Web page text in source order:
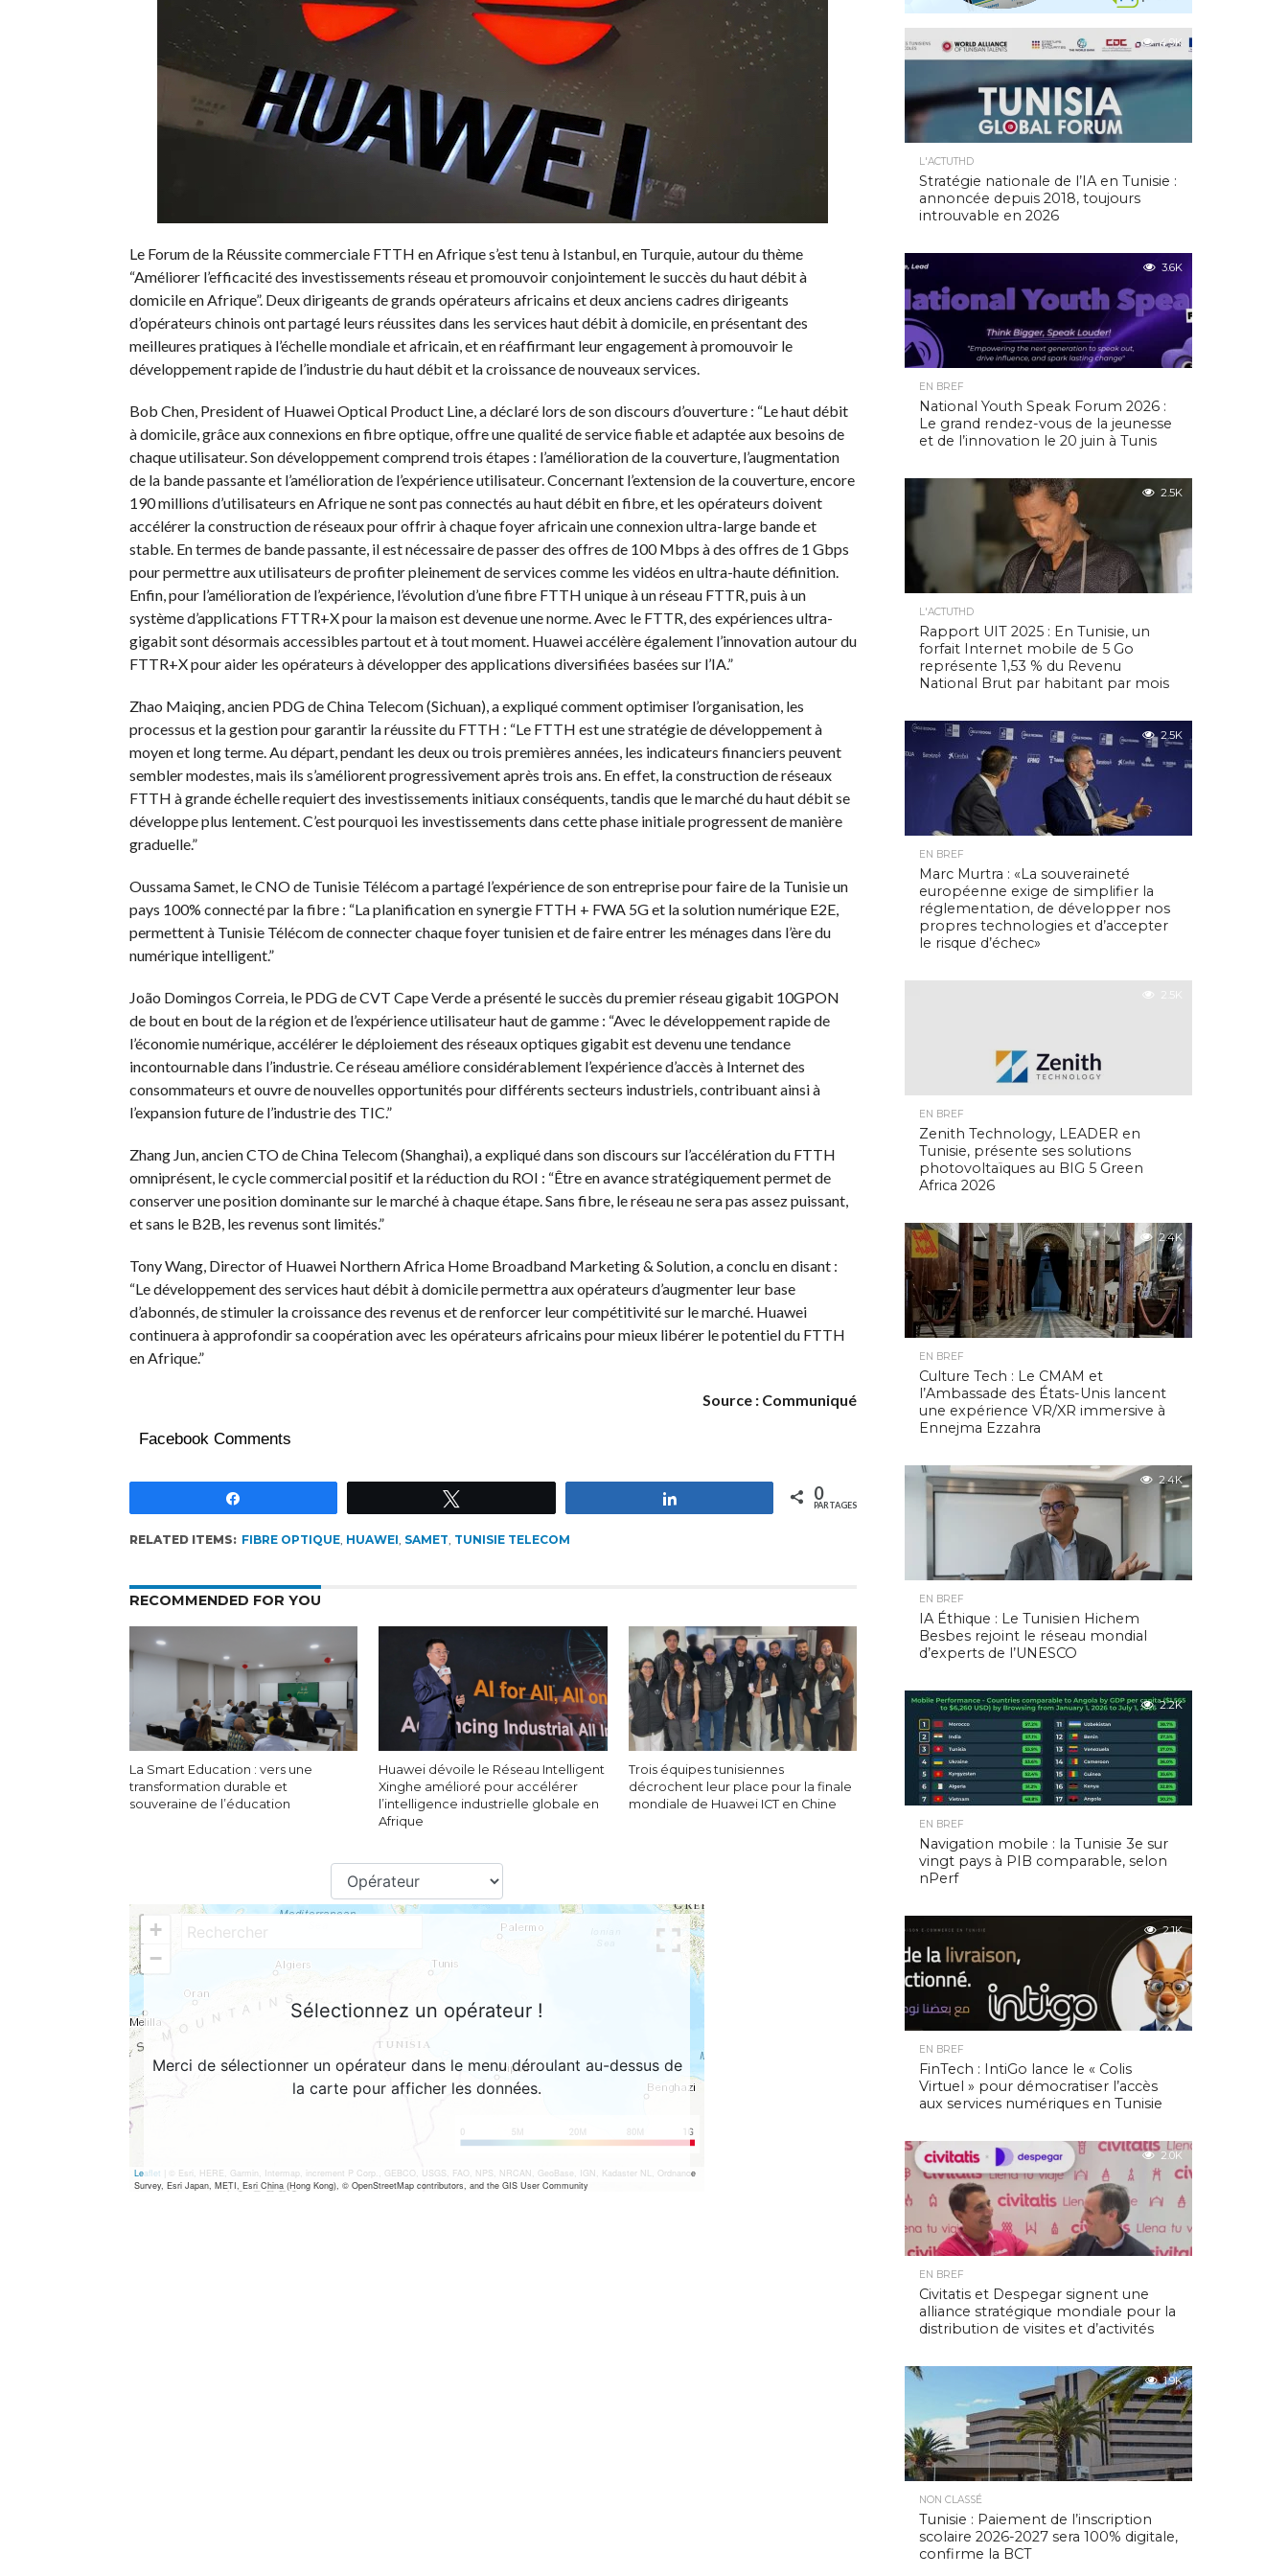
Le Forum de la Réussite commerciale FTTH en Afrique s’est tenu à Istanbul, en Turquie, autour du thème
“Améliorer l’efficacité des investissements réseau et promouvoir conjointement le succès du haut débit à
domicile en Afrique”. Deux dirigeants de grands opérateurs africains et deux anciens cadres dirigeants
d’opérateurs chinois ont partagé leurs réussites dans les services haut débit à domicile, en présentant des
meilleures pratiques à l’échelle mondiale et africain, et en réaffirmant leur engagement à promouvoir le
développement rapide de l’industrie du haut débit et la croissance de nouveaux services.
Bob Chen, President of Huawei Optical Product Line, a déclaré lors de son discours d’ouverture : “Le haut débit
à domicile, grâce aux connexions en fibre optique, offre une qualité de service fiable et adaptée aux besoins de
chaque utilisateur. Son développement comprend trois étapes : l’amélioration de la couverture, l’augmentation
de la bande passante et l’amélioration de l’expérience utilisateur. Concernant l’extension de la couverture, encore
190 millions d’utilisateurs en Afrique ne sont pas connectés au haut débit en fibre, et les opérateurs doivent
accélérer la construction de réseaux pour offrir à chaque foyer africain une connexion ultra-large bande et
stable. En termes de bande passante, il est nécessaire de passer des offres de 100 Mbps à des offres de 1 Gbps
pour permettre aux utilisateurs de profiter pleinement de services comme les vidéos en ultra-haute définition.
Enfin, pour l’amélioration de l’expérience, l’évolution d’une fibre FTTH unique à un réseau FTTR, puis à un
système d’applications FTTR+X pour la maison est devenue une norme. Avec le FTTR, des expériences ultra-
gigabit sont désormais accessibles partout et à tout moment. Huawei accélère également l’innovation autour du
FTTR+X pour aider les opérateurs à développer des applications diversifiées basées sur l’IA.”
Zhao Maiqing, ancien PDG de China Telecom (Sichuan), a expliqué comment optimiser l’organisation, les
processus et la gestion pour garantir la réussite du FTTH : “Le FTTH est une stratégie de développement à
moyen et long terme. Au départ, pendant les deux ou trois premières années, les indicateurs financiers peuvent
sembler modestes, mais ils s’améliorent progressivement après trois ans. En effet, la construction de réseaux
FTTH à grande échelle requiert des investissements initiaux conséquents, tandis que le marché du haut débit se
développe plus lentement. C’est pourquoi les investissements dans cette phase initiale progressent de manière
graduelle.”
Oussama Samet, le CNO de Tunisie Télécom a partagé l’expérience de son entreprise pour faire de la Tunisie un
pays 100% connecté par la fibre : “La planification en synergie FTTH + FWA 5G et la solution numérique E2E,
permettent à Tunisie Télécom de connecter chaque foyer tunisien et de faire entrer les ménages dans l’ère du
numérique intelligent.”
João Domingos Correia, le PDG de CVT Cape Verde a présenté le succès du premier réseau gigabit 10GPON
de bout en bout de la région et de l’expérience utilisateur haut de gamme : “Avec le développement rapide de
l’économie numérique, accélérer le déploiement des réseaux optiques gigabit est devenu une tendance
incontournable dans l’industrie. Ce réseau améliore considérablement l’expérience d’accès à Internet des
consommateurs et ouvre de nouvelles opportunités pour différents secteurs industriels, contribuant ainsi à
l’expansion future de l’industrie des TIC.”
Zhang Jun, ancien CTO de China Telecom (Shanghai), a expliqué dans son discours sur l’accélération du FTTH
omniprésent, le cycle commercial positif et la réduction du ROI : “Être en avance stratégiquement permet de
conserver une position dominante sur le marché à chaque étape. Sans fibre, le réseau ne sera pas assez puissant,
et sans le B2B, les revenus sont limités.”
Tony Wang, Director of Huawei Northern Africa Home Broadband Marketing & Solution, a conclu en disant :
“Le développement des services haut débit à domicile permettra aux opérateurs d’augmenter leur base
d’abonnés, de stimuler la croissance des revenus et de renforcer leur compétitivité sur le marché. Huawei
continuera à approfondir sa coopération avec les opérateurs africains pour mieux libérer le potentiel du FTTH
en Afrique.”
Source : Communiqué
Facebook Comments
0
PARTAGES
RELATED ITEMS: FIBRE OPTIQUE, HUAWEI, SAMET, TUNISIE TELECOM
RECOMMENDED FOR YOU
La Smart Education : vers une
transformation durable et
souveraine de l’éducation
Huawei dévoile le Réseau Intelligent
Xinghe amélioré pour accélérer
l’intelligence industrielle globale en
Afrique
Trois équipes tunisiennes
décrochent leur place pour la finale
mondiale de Huawei ICT en Chine
4.9K
L'ACTUTHD
Stratégie nationale de l’IA en Tunisie :
annoncée depuis 2018, toujours
introuvable en 2026
3.6K
EN BREF
National Youth Speak Forum 2026 :
Le grand rendez-vous de la jeunesse
et de l’innovation le 20 juin à Tunis
2.5K
L'ACTUTHD
Rapport UIT 2025 : En Tunisie, un
forfait Internet mobile de 5 Go
représente 1,53 % du Revenu
National Brut par habitant par mois
2.5K
EN BREF
Marc Murtra : «La souveraineté
européenne exige de simplifier la
réglementation, de développer nos
propres technologies et d’accepter
le risque d’échec»
2.5K
EN BREF
Zenith Technology, LEADER en
Tunisie, présente ses solutions
photovoltaïques au BIG 5 Green
Africa 2026
2.4K
EN BREF
Culture Tech : Le CMAM et
l’Ambassade des États-Unis lancent
une expérience VR/XR immersive à
Ennejma Ezzahra
2.4K
EN BREF
IA Éthique : Le Tunisien Hichem
Besbes rejoint le réseau mondial
d’experts de l’UNESCO
2.2K
EN BREF
Navigation mobile : la Tunisie 3e sur
vingt pays à PIB comparable, selon
nPerf
2.1K
EN BREF
FinTech : IntiGo lance le « Colis
Virtuel » pour démocratiser l’accès
aux services numériques en Tunisie
2.0K
EN BREF
Civitatis et Despegar signent une
alliance stratégique mondiale pour la
distribution de visites et d’activités
1.9K
NON CLASSÉ
Tunisie : Paiement de l’inscription
scolaire 2026-2027 sera 100% digitale,
confirme la BCT